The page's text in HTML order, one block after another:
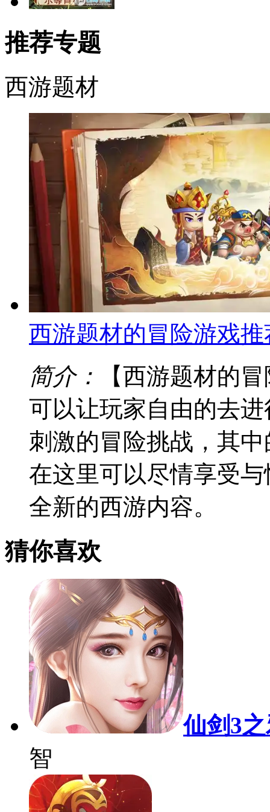
推荐专题
西游题材
西游题材的冒险游戏推
简介：
【西游题材的
可以让玩家自由的去
刺激的冒险挑战，其
在这里可以尽情享受
全新的西游内容。
猜你喜欢
仙剑3
智